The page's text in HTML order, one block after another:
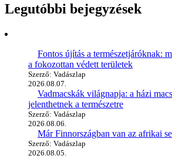
Legutóbbi bejegyzések
Fontos újítás a természetjáróknak:
a fokozottan védett területek
Szerző: Vadászlap
2026.08.07.
Vadmacskák világnapja: a házi
jelenthetnek a természetre
Szerző: Vadászlap
2026.08.06.
Már Finnországban van az afrikai
Szerző: Vadászlap
2026.08.05.